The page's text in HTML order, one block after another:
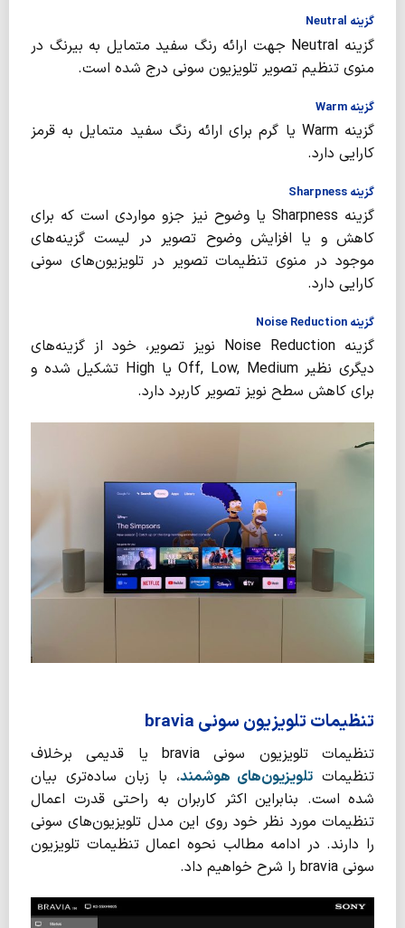
گزینه Neutral
گزینه Neutral جهت ارائه رنگ سفید متمایل به بیرنگ در
منوی تنظیم تصویر تلویزیون سونی درج شده‌ است.
گزینه Warm
گزینه Warm یا گرم برای ارائه رنگ سفید متمایل به قرمز
کارایی دارد.
گزینه Sharpness
گزینه Sharpness یا وضوح نیز جزو مواردی است که برای
کاهش و یا افزایش وضوح تصویر در لیست گزینه‌های
موجود در منوی تنظیمات تصویر در تلویزیون‌های سونی
کارایی دارد.
گزینه Noise Reduction
گزینه Noise Reduction نویز تصویر، خود از گزینه‌های
دیگری نظیر Off, Low, Medium یا High تشکیل شده و
برای کاهش سطح نویز تصویر کاربرد دارد.
تنظیمات تلویزیون سونی bravia
تنظیمات تلویزیون سونی bravia یا قدیمی برخلاف
تنظیمات تلویزیون‌‌های هوشمند، با زبان ساده‌تری بیان
شده است. بنابراین اکثر کاربران به راحتی قدرت اعمال
تنظیمات مورد نظر خود روی این مدل تلویزیون‌های سونی
را دارند. در ادامه مطالب نحوه اعمال تنظیمات تلویزیون‌
سونی bravia را شرح خواهیم داد.